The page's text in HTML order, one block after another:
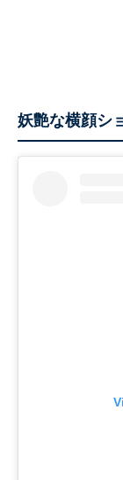
妖艶な横顔シ